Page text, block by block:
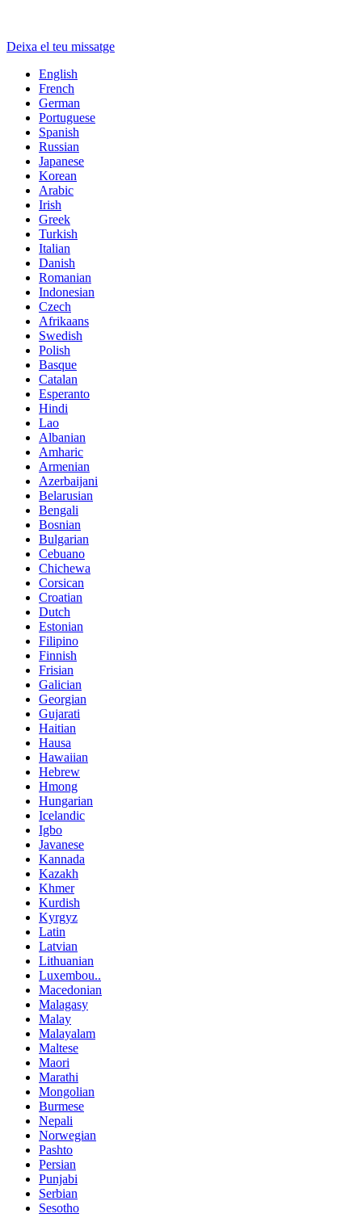
Deixa el teu missatge
English
French
German
Portuguese
Spanish
Russian
Japanese
Korean
Arabic
Irish
Greek
Turkish
Italian
Danish
Romanian
Indonesian
Czech
Afrikaans
Swedish
Polish
Basque
Catalan
Esperanto
Hindi
Lao
Albanian
Amharic
Armenian
Azerbaijani
Belarusian
Bengali
Bosnian
Bulgarian
Cebuano
Chichewa
Corsican
Croatian
Dutch
Estonian
Filipino
Finnish
Frisian
Galician
Georgian
Gujarati
Haitian
Hausa
Hawaiian
Hebrew
Hmong
Hungarian
Icelandic
Igbo
Javanese
Kannada
Kazakh
Khmer
Kurdish
Kyrgyz
Latin
Latvian
Lithuanian
Luxembou..
Macedonian
Malagasy
Malay
Malayalam
Maltese
Maori
Marathi
Mongolian
Burmese
Nepali
Norwegian
Pashto
Persian
Punjabi
Serbian
Sesotho